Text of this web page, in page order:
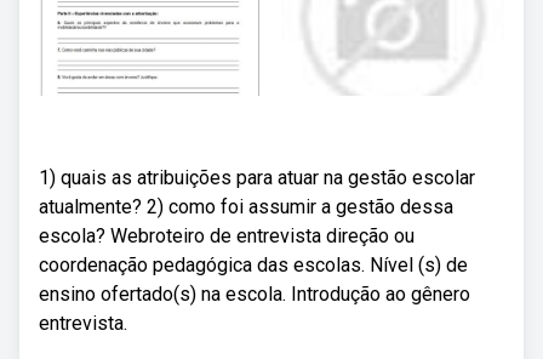
1) quais as atribuições para atuar na gestão escolar
atualmente? 2) como foi assumir a gestão dessa
escola? Webroteiro de entrevista direção ou
coordenação pedagógica das escolas. Nível (s) de
ensino ofertado(s) na escola. Introdução ao gênero
entrevista.